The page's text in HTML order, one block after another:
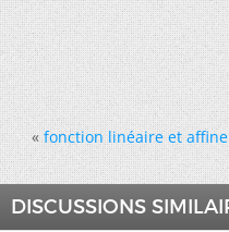
« fonction linéaire et affine
DISCUSSIONS